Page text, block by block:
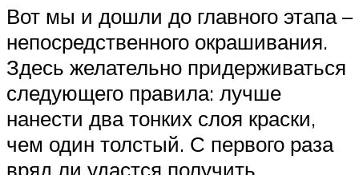
Вот мы и дошли до главного этапа –
непосредственного окрашивания.
Здесь желательно придерживаться
следующего правила: лучше
нанести два тонких слоя краски,
чем один толстый. С первого раза
вряд ли удастся получить